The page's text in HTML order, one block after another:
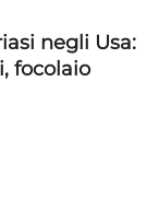
negli Usa:
focolaio